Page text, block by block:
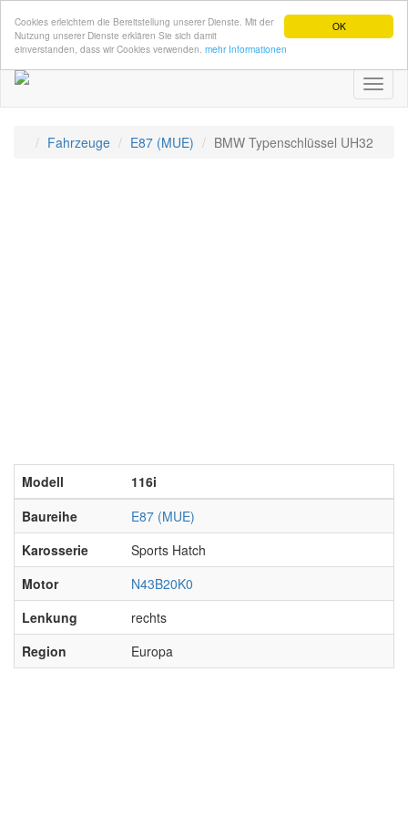
OK
Cookies erleichtern die Bereitstellung unserer Dienste. Mit der
Nutzung unserer Dienste erklären Sie sich damit
einverstanden, dass wir Cookies verwenden. mehr Informationen
Fahrzeuge E87 (MUE) BMW Typenschlüssel UH32
Modell
116i
Baureihe
E87 (MUE)
Karosserie
Sports Hatch
Motor
N43B20K0
Lenkung
rechts
Region
Europa